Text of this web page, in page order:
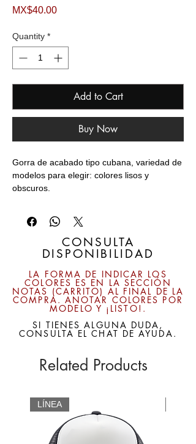
MX$40.00Price
Quantity *
Add to Cart
Buy Now
Gorra de acabado tipo cubana, variedad de
modelos para elegir: colores lisos y
obscuros.
Frente:
Contamos con variedad de diseños y
técnicas de personalización como son: vinil,
bordado y sublimación para las gorras en
los diversos diseños.
existencia.
CONSULTA
DISPONIBILIDAD
LA FORMA DE INDICAR LOS
COLORES ES EN LA SECCIÓN
NOTAS (CARRITO) AL FINAL DE LA
COMPRA. ANOTAR COLORES POR
MODELO Y ¡LISTO!.
SI TIENES ALGUNA DUDA,
CONSULTA EL CHAT DE AYUDA.
Related Products
LÍNEA